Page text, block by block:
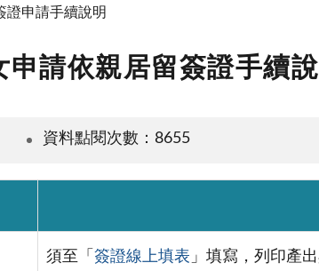
證申請手續說明
請依親居留簽證手續說
資料點閱次數：8655
須至「 簽證線上填表 」填寫，列印產